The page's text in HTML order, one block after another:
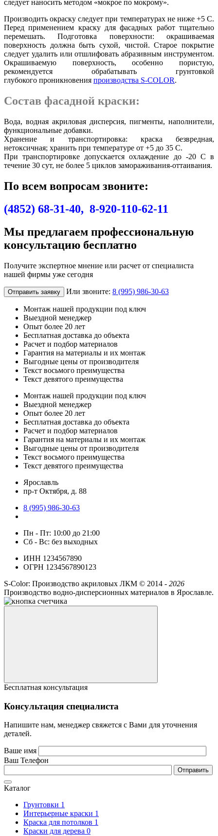
следует наносить методом «мокрое по мокрому».
Производить окраску следует при температурах не ниже +5 С.
Перед применением краску для фасадных работ тщательно
перемешать. Подготовка поверхности: окрашиваемая
поверхность должна быть сухой, чистой. Старое покрытие
следует удалить или отшлифовать абразивным инструментом.
Окрашиваемую поверхность, особенно пористую,
рекомендуется обрабатывать грунтовкой
глубокого проникновения производства S-COLOR.
Состав фасадной краски:
Вода, водная акриловая дисперсия, пигменты, наполнители,
функциональные добавки.
Хранение и транспортировка: краска безвредная,
нетоксичная; хранить при температуре от +5 до 35 С.
При транспортировке допускается охлаждение до -20 С в
течение 30 сут, не более 5 циклов замораживания-оттаивания.
По всем вопросам звоните:
(4852) 68-31-40, 8-920-110-62-11
Мы предлагаем профессиональную
консультацию бесплатно
Получите экспертное мнение или расчет от специалиста
нашей фирмы уже сегодня
Отправить заявку Или звоните: 8 (995) 986-30-63
Монтаж нашей продукции под ключ
Выездной менеджер
Опыт более 20 лет
Бесплатная доставка до объекта
Расчет и подбор материалов
Гарантия на материалы и их монтаж
Выгодные цены от производителя
Текст восьмого преимущества
Текст девятого преимущества
Монтаж нашей продукции под ключ
Выездной менеджер
Опыт более 20 лет
Бесплатная доставка до объекта
Расчет и подбор материалов
Гарантия на материалы и их монтаж
Выгодные цены от производителя
Текст восьмого преимущества
Текст девятого преимущества
Ярославль
пр-т Октября, д. 88
8 (995) 986-30-63
Пн - Пт: 10:00 до 21:00
Сб - Вс: без выходных
ИНН 1234567890
ОГРН 1234567890123
S-Color: Производство акриловых ЛКМ © 2014 - 2026
Производство водно-дисперсионных материалов в Ярославле.
Бесплатная консультация
Консультация специалиста
Напишите нам, менеджер свяжется с Вами для уточнения
деталей.
Ваше имя
Ваш Телефон
Каталог
Грунтовки 1
Интерьерные краски 1
Краска для потолков 1
Краски для дерева 0